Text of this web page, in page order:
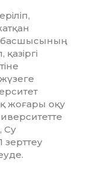
жоғары оқу
Су